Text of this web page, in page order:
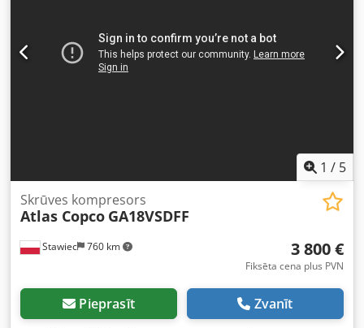
1 / 5
Stawiec 760 km
Skrūves kompresors
Atlas Copco GA18VSDFF
3 800 €
Fiksēta cena plus PVN
Pieprasīt Zvanīt